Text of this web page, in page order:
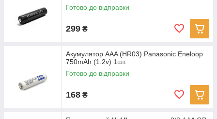
Готово до відправки
299 ₴
Акумулятор AAA (HR03) Panasonic Eneloop
750mAh (1.2v) 1шт.
Готово до відправки
168 ₴